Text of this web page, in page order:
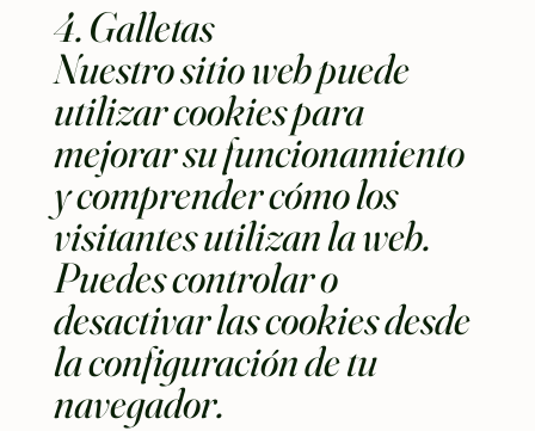
4. Galletas
Nuestro sitio web puede
utilizar cookies para
mejorar su funcionamiento
y comprender cómo los
visitantes utilizan la web.
Puedes controlar o
desactivar las cookies desde
la configuración de tu
navegador.